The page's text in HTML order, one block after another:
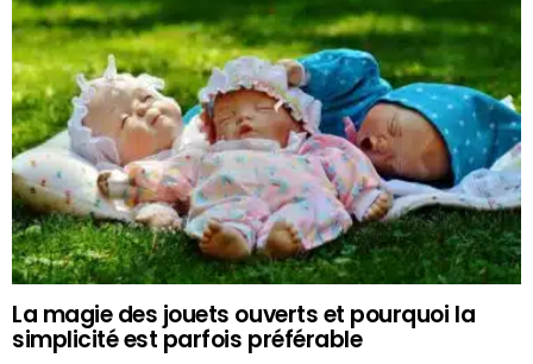
La magie des jouets ouverts et pourquoi la
simplicité est parfois préférable